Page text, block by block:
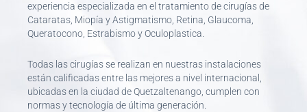
experiencia especializada en el tratamiento de cirugías de
Cataratas, Miopía y Astigmatismo, Retina, Glaucoma,
Queratocono, Estrabismo y Oculoplastica.
Todas las cirugías se realizan en nuestras instalaciones
están calificadas entre las mejores a nivel internacional,
ubicadas en la ciudad de Quetzaltenango, cumplen con
normas y tecnología de última generación.